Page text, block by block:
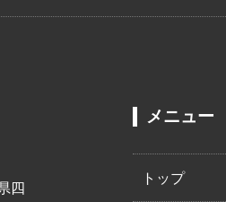
四
メニュー
トップ